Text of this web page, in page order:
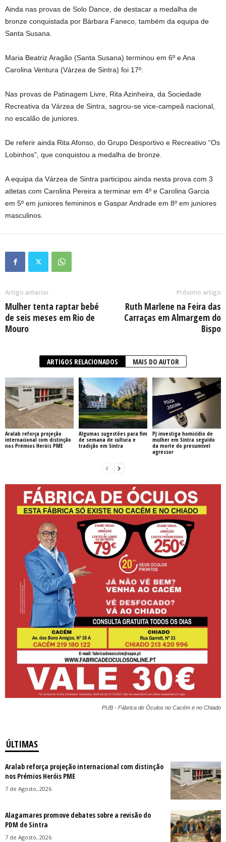
Ainda nas provas de Solo Dance, de destacar a medalha de
bronze conquistada por Bárbara Faneco, também da equipa de
Santa Susana.
Maria Beatriz Aragão (Santa Susana) terminou em 6º e Ana
Carolina Ventura (Várzea de Sintra) foi 17º.
Nas provas de Patinagem Livre, Rita Azinheira, da Sociedade
Recreativa da Várzea de Sintra, sagrou-se vice-campeã nacional,
no escalão de juniores.
De referir ainda Rita Afonso, do Grupo Desportivo e Recreativo “Os
Lobinhos”, que conquistou a medalha de bronze.
A equipa da Várzea de Sintra participou ainda nesta prova com 3
atletas com Carolina Pereira a terminar em 4º e Carolina Garcia
em 5º em juniores femininos e Gaspar Andrade em 8º em juniores
masculinos.
Artigo anterior
Mulher tenta raptar bebé
de seis meses em Rio de
Mouro
Próximo artigo
Ruth Marlene na Feira das
Carraças em Almargem do
Bispo
ARTIGOS RELACIONADOS MAIS DO AUTOR
Aralab reforça projeção
internacional com distinção
nos Prémios Heróis PME
Algumas sugestões para fim
de semana de cultura e
tradição em Sintra
PJ investiga homicídio de
mulher em Sintra seguido
da morte do presumível
agressor
PUB - Fábrica de Óculos no Cacém e no Chiado
ÚLTIMAS
Aralab reforça projeção internacional com distinção
nos Prémios Heróis PME
7 de Agosto, 2026
Alagamares promove debates sobre a revisão do
PDM de Sintra
7 de Agosto, 2026